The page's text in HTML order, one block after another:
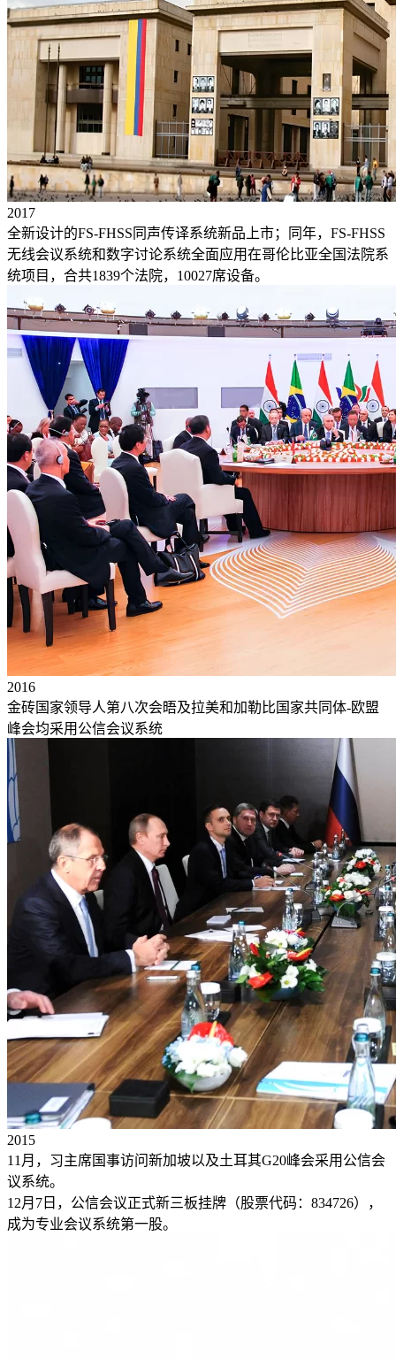
2017
全新设计的FS-FHSS同声传译系统新品上市；同年，FS-FHSS
无线会议系统和数字讨论系统全面应用在哥伦比亚全国法院系
统项目，合共1839个法院，10027席设备。
2016
金砖国家领导人第八次会晤及拉美和加勒比国家共同体-欧盟
峰会均采用公信会议系统
2015
11月，习主席国事访问新加坡以及土耳其G20峰会采用公信会
议系统。
12月7日，公信会议正式新三板挂牌（股票代码：834726），
成为专业会议系统第一股。